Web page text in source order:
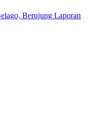
Berujung Laporan